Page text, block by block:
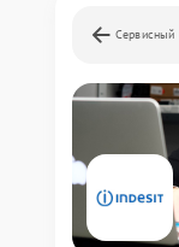
Сервисный